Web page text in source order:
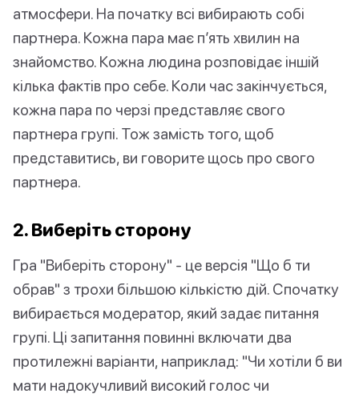
атмосфери. На початку всі вибирають собі
партнера. Кожна пара має п’ять хвилин на
знайомство. Кожна людина розповідає іншій
кілька фактів про себе. Коли час закінчується,
кожна пара по черзі представляє свого
партнера групі. Тож замість того, щоб
представитись, ви говорите щось про свого
партнера.
2. Виберіть сторону
Гра "Виберіть сторону" - це версія "Що б ти
обрав" з трохи більшою кількістю дій. Спочатку
вибирається модератор, який задає питання
групі. Ці запитання повинні включати два
протилежні варіанти, наприклад: "Чи хотіли б ви
мати надокучливий високий голос чи